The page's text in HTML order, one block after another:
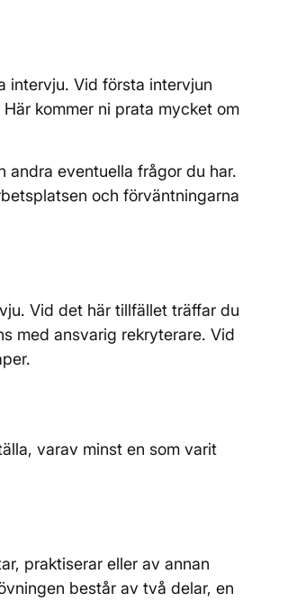
intervju. Vid första intervjun
kommer ni prata mycket om
andra eventuella frågor du har.
och förväntningarna
Vid det här tillfället träffar du
med ansvarig rekryterare. Vid
varav minst en som varit
praktiserar eller av annan
består av två delar, en